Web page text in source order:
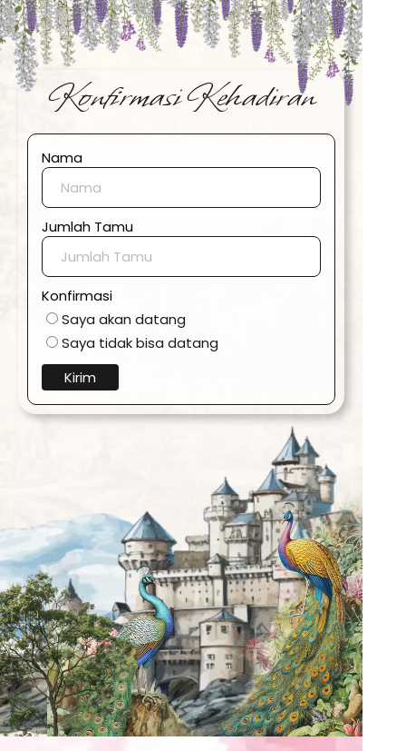
Konfirmasi Kehadiran
Nama
Jumlah Tamu
Konfirmasi
Saya akan datang
Saya tidak bisa datang
Kirim